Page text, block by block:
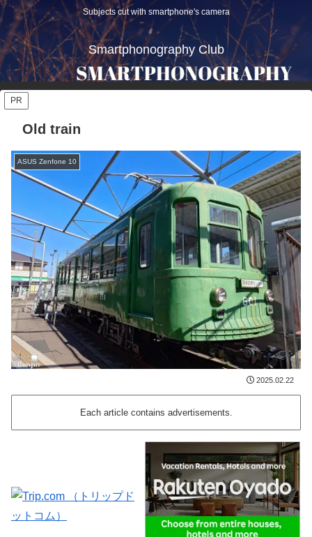
Subjects cut with smartphone's camera
Smartphonography Club
PR
Old train
ASUS Zenfone 10
2025.02.22
Each article contains advertisements.